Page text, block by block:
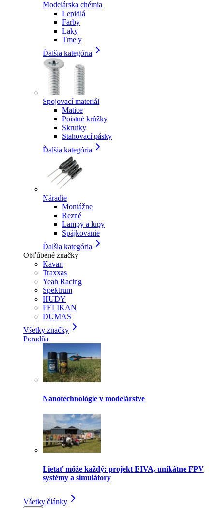
Modelárska chémia
Lepidlá
Farby
Laky
Tmely
Ďalšia kategória
Spojovací materiál
Matice
Poistné krúžky
Skrutky
Stahovací pásky
Ďalšia kategória
Náradie
Montážne
Rezné
Lampy a lupy
Spájkovanie
Ďalšia kategória
Obľúbené značky
Kavan
Traxxas
Yeah Racing
Spektrum
HUDY
PELIKAN
DUMAS
Všetky značky
Poradňa
Nanotechnológie v modelárstve
Lietať môže každý: projekt EIVA, unikátne FPV
systémy a simulátory
Všetky články